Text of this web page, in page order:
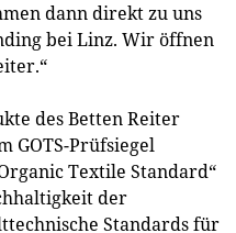
dann direkt zu uns
bei Linz. Wir öffnen
des Betten Reiter
GOTS-Prüfsiegel
Textile Standard“
der
Standards für